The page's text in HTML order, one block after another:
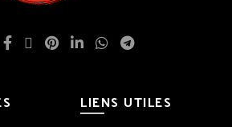
LIENS UTILES